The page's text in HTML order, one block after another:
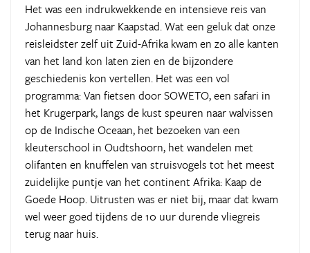
Het was een indrukwekkende en intensieve reis van
Johannesburg naar Kaapstad. Wat een geluk dat onze
reisleidster zelf uit Zuid-Afrika kwam en zo alle kanten
van het land kon laten zien en de bijzondere
geschiedenis kon vertellen. Het was een vol
programma: Van fietsen door SOWETO, een safari in
het Krugerpark, langs de kust speuren naar walvissen
op de Indische Oceaan, het bezoeken van een
kleuterschool in Oudtshoorn, het wandelen met
olifanten en knuffelen van struisvogels tot het meest
zuidelijke puntje van het continent Afrika: Kaap de
Goede Hoop. Uitrusten was er niet bij, maar dat kwam
wel weer goed tijdens de 10 uur durende vliegreis
terug naar huis.